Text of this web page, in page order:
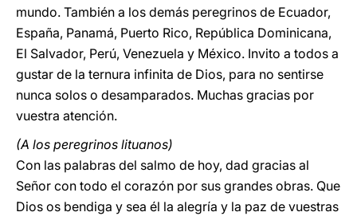
mundo. También a los demás peregrinos de Ecuador,
España, Panamá, Puerto Rico, República Dominicana,
El Salvador, Perú, Venezuela y México. Invito a todos a
gustar de la ternura infinita de Dios, para no sentirse
nunca solos o desamparados. Muchas gracias por
vuestra atención.
(A los peregrinos lituanos)
Con las palabras del salmo de hoy, dad gracias al
Señor con todo el corazón por sus grandes obras. Que
Dios os bendiga y sea él la alegría y la paz de vuestras